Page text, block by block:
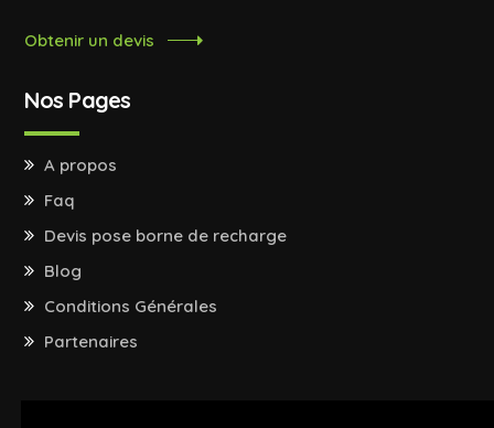
Obtenir un devis
Nos Pages
A propos
Faq
Devis pose borne de recharge
Blog
Conditions Générales
Partenaires